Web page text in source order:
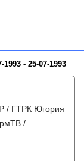
- 25-07-1993
/ ГТРК Югория
/